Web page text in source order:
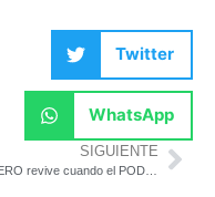
Twitter
WhatsApp
SIGUIENTE
El FUERO revive cuando el PODER se siente VULNERABLE